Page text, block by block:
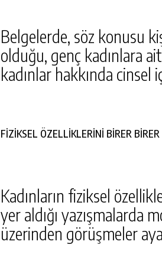
Belgelerde, söz konusu
olduğu, genç kadınlara
kadınlar hakkında
FİZİKSEL ÖZELLİKLERİNİ BİRER
Kadınların fiziksel
yer aldığı yazışmalarda
üzerinden görüşmeler